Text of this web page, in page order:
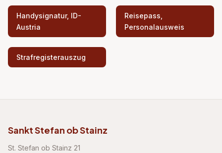
Handysignatur, ID-
Austria
Reisepass,
Personalausweis
Strafregisterauszug
Sankt Stefan ob Stainz
St. Stefan ob Stainz 21